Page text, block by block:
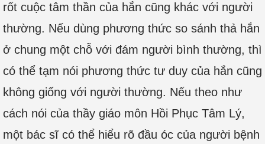
rốt cuộc tâm thần của hắn cũng khác với người
thường. Nếu dùng phương thức so sánh thả hắn
ở chung một chỗ với đám người bình thường, thì
có thể tạm nói phương thức tư duy của hắn cũng
không giống với người thường. Nếu theo như
cách nói của thầy giáo môn Hồi Phục Tâm Lý,
một bác sĩ có thể hiểu rõ đầu óc của người bệnh